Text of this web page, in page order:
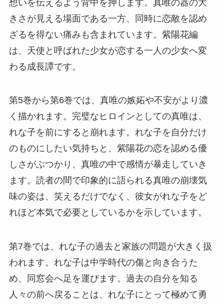
想いを伝えるよう背中を押します。真唯の器の大
きさが見える場面である一方、同時に恋敵を認め
ざるを得ない痛みも含まれています。紫陽花編
は、天使と呼ばれた少女が恋する一人の少女へ変
わる成長譚です。
第5巻から第6巻では、真唯の嫉妬や不安がより濃
く描かれます。完璧なヒロインとしての真唯は、
れな子を前にすると崩れます。れな子を自分だけ
のものにしたい気持ちと、紫陽花の恋を認める優
しさがぶつかり、真唯の中で感情が暴走していき
ます。読者の間で印象的に語られる真唯の崩壊気
味の姿は、笑えるだけでなく、彼女がれな子をど
れほど本気で必要としているかを示しています。
第7巻では、れな子の過去と家族の問題が大きく扱
われます。れな子は中学時代の傷と向き合うた
め、同窓会へ足を運びます。過去の自分を知る
人々の前へ戻ることは、れな子にとって極めて勇